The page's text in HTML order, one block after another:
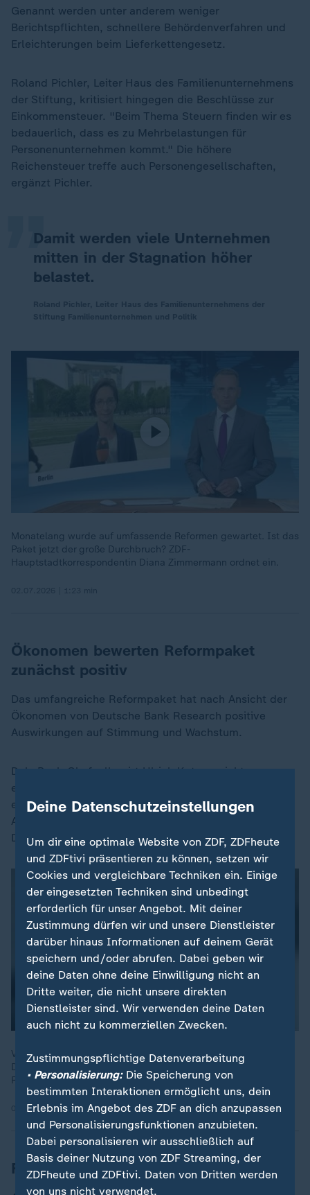
Genannt werden unter anderem weniger
Berichtspflichten, schnellere Behördenverfahren und
Erleichterungen beim Lieferkettengesetz.
Roland Pichler, Leiter Haus des Familienunternehmens
der Stiftung, kritisiert hingegen die Beschlüsse zur
Einkommensteuer. "Beim Thema Steuern finden wir es
bedauerlich, dass es zu Mehrbelastungen für
Personenunternehmen kommt." Die höhere
Reichensteuer treffe auch Personengesellschaften,
ergänzt Pichler.
Damit werden viele Unternehmen
mitten in der Stagnation höher
belastet.
„
Monatelang wurde auf umfassende Reformen gewartet. Ist das
Paket jetzt der große Durchbruch? ZDF-
Hauptstadtkorrespondentin Diana Zimmermann ordnet ein.
Ökonomen bewerten Reformpaket
zunächst positiv
Das umfangreiche Reformpaket hat nach Ansicht der
Ökonomen von Deutsche Bank Research positive
Auswirkungen auf Stimmung und Wachstum.
DekaBank-Chefvolkswirt Ulrich Kater spricht von
einem Schritt in die richtige Richtung. Jedoch erinnert
er: "Internationale Investoren sind noch nicht der
Ansicht, dass sich an der Wettbewerbsfähigkeit
Deutschlands etwas entscheidend ändert."
Verena Bentele (Präsidentin des Sozialverbandes VdK
Deutschland) zu den Reformvorschlägen der
Regierungskoalition
02.07.2026 | 4:53 min
Fratzscher bemängelt soziale Schieflage
Deine Datenschutzeinstellungen
Um dir eine optimale Website von ZDF, ZDFheute
und ZDFtivi präsentieren zu können, setzen wir
Cookies und vergleichbare Techniken ein. Einige
der eingesetzten Techniken sind unbedingt
erforderlich für unser Angebot. Mit deiner
Zustimmung dürfen wir und unsere Dienstleister
darüber hinaus Informationen auf deinem Gerät
speichern und/oder abrufen. Dabei geben wir
deine Daten ohne deine Einwilligung nicht an
Dritte weiter, die nicht unsere direkten
Dienstleister sind. Wir verwenden deine Daten
auch nicht zu kommerziellen Zwecken.
Zustimmungspflichtige Datenverarbeitung
• Personalisierung:Die Speicherung von
bestimmten Interaktionen ermöglicht uns, dein
Erlebnis im Angebot des ZDF an dich anzupassen
und Personalisierungsfunktionen anzubieten.
Dabei personalisieren wir ausschließlich auf
Basis deiner Nutzung von ZDF Streaming, der
ZDFheute und ZDFtivi. Daten von Dritten werden
von uns nicht verwendet.